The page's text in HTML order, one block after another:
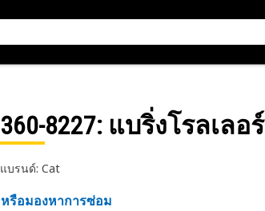
360-8227: แบริ่งโรลเลอร์
แบรนด์: Cat
หรือมองหาการซ่อม